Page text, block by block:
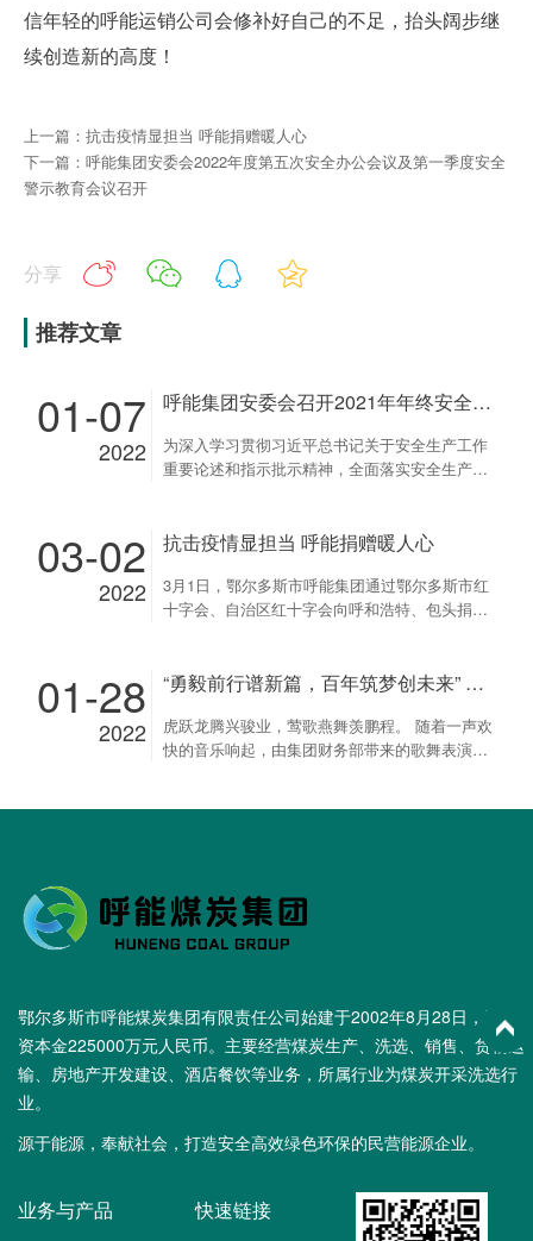
信年轻的呼能运销公司会修补好自己的不足，抬头阔步继
续创造新的高度！
上一篇：抗击疫情显担当 呼能捐赠暖人心
下一篇：呼能集团安委会2022年度第五次安全办公会议及第一季度安全
警示教育会议召开
分享
推荐文章
呼能集团安委会召开2021年年终安全生产工作会
01-07
2022
为深入学习贯彻习近平总书记关于安全生产工作
重要论述和指示批示精神，全面落实安全生产工
集团公司整体安全生产情况，安排部署各单位下
理、安委会副主任郭锁平主持，集团公司总经
理、安委会主任奇跃进出席并发表重要讲话。各
公司安委会安全履责进行了安全履责述职报告，
2022年安全生产工作提出规划。 奇总指出，2021
年集团公司安全生产工作运行平稳，安全包保工
位要要高度重视安全生产工作，充分提高全员安
全意识、责任意识、担当意识，做到安全工作不
放松；...
抗击疫情显担当 呼能捐赠暖人心
03-02
2022
3月1日，鄂尔多斯市呼能集团通过鄂尔多斯市红
十字会、自治区红十字会向呼和浩特、包头捐款
集团已累计捐款1500多万元，全力支持地方医疗
遮月，疫情不可挡春。身为内蒙古本土的民营企
业，呼能集团积极履行社会责任，回馈社会，用
族宗教、结对帮扶等方面完成捐款1.1亿余元。急
难愁盼之时，方显民企无畏担当，呼能煤炭集团
将在全力谋发展的同时，继续倾力于社会公益事
“勇毅前行谱新篇，百年筑梦创未来” 呼能集团2022年新春联欢会
01-28
2022
虎跃龙腾兴骏业，莺歌燕舞羡鹏程。 随着一声欢
快的音乐响起，由集团财务部带来的歌舞表演开
长祝福 呼能集团董事长呼治云先生特意从首都北
京向我们发来新春祝福，他向始终支持和关怀呼
能事业发展的地方各级党委和政府、合作协作伙
呼能集团副总经理魏巴特尔、呼能集团总工程师
李启生上台为优秀员工们颁奖 先进工作者表彰
呼能集团副总经理兼小额贷款公司总经理呼秀
英、呼能集团副总经理兼隆腾房地产公司总经理
经理奇跃进、呼能集团常务副总经理兼运销公司
公司颁...
鄂尔多斯市呼能煤炭集团有限责任公司始建于2002年8月28日，注册
资本金225000万元人民币。主要经营煤炭生产、洗选、销售、货物运
输、房地产开发建设、酒店餐饮等业务，所属行业为煤炭开采洗选行
业。
源于能源，奉献社会，打造安全高效绿色环保的民营能源企业。
业务与产品 快速链接